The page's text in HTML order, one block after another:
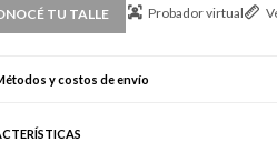
TU TALLE Probador virtual
y costos de envío